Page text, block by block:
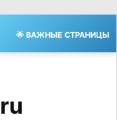
🌟 ВАЖНЫЕ СТРАНИЦЫ